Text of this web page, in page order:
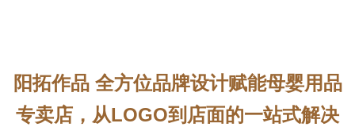
阳拓作品 全方位品牌设计赋能母婴用品
专卖店，从LOGO到店面的一站式解决